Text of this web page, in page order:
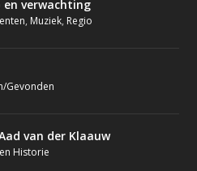
en verwachting
, Muziek, Regio
Gevonden
van der Klaauw
Historie